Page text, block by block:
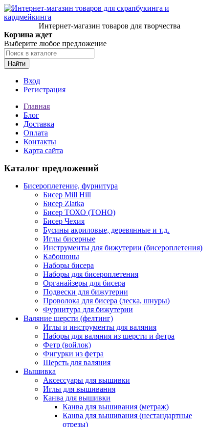
Интернет-магазин товаров для творчества
Корзина ждет
Выберите любое предложение
Найти
Вход
Регистрация
Главная
Блог
Доставка
Оплата
Контакты
Карта сайта
Каталог предложений
Бисероплетение, фурнитура
Бисер Mill Hill
Бисер Zlatka
Бисер ТОХО (TOHO)
Бисер Чехия
Бусины акриловые, деревянные и т.д.
Иглы бисерные
Инструменты для бижутерии (бисероплетения)
Кабошоны
Наборы бисера
Наборы для бисероплетения
Органайзеры для бисера
Подвески для бижутерии
Проволока для бисера (леска, шнуры)
Фурнитура для бижутерии
Валяние шерсти (фелтинг)
Иглы и инструменты для валяния
Наборы для валяния из шерсти и фетра
Фетр (войлок)
Фигурки из фетра
Шерсть для валяния
Вышивка
Аксессуары для вышивки
Иглы для вышивания
Канва для вышивки
Канва для вышивания (метраж)
Канва для вышивания (нестандартные
отрезы)